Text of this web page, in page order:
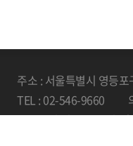
주소 : 서울특별시 영등
TEL : 02-546-9660
Copyright by 2022